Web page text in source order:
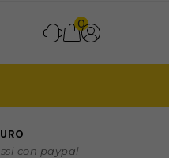
0
con paypal